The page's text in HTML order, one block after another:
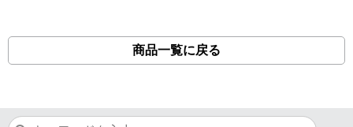
商品一覧に戻る